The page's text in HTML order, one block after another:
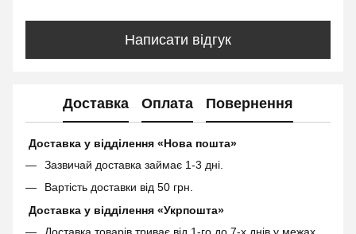
Написати відгук
Доставка Оплата Повернення
Доставка у відділення «Нова пошта»
Зазвичай доставка займає 1-3 дні.
Вартість доставки від 50 грн.
Доставка у відділення «Укрпошта»
Доставка товарів триває від 1-го до 7-х днів у межах